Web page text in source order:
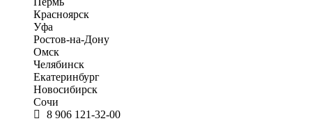
Красноярск
Уфа
Ростов-на-Дону
Омск
Челябинск
Екатеринбург
Новосибирск
Сочи
8 906 121-32-00